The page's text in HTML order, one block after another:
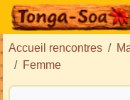
Accueil rencontres
Femme